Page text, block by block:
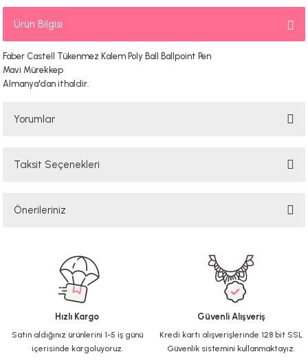
Ürün Bilgisi
Faber Castell Tükenmez Kalem Poly Ball Ballpoint Pen
Mavi Mürekkep
Almanya'dan ithaldir.
Yorumlar
Taksit Seçenekleri
Önerileriniz
yetersiz gördüğünüz noktaları öneri formunu kullanarak tarafımıza
Görüş ve önerileriniz için teşekkür ederiz.
Ürün resmi kalitesiz, bozuk veya görüntülenemiyor.
Ürün açıklamasında eksik bilgiler bulunuyor.
Hızlı Kargo
Satın aldığınız ürünlerini 1-5 iş günü
içerisinde kargoluyoruz.
Güvenli Alışveriş
Kredi kartı alışverişlerinde 128 bit SSL
Güvenlik sistemini kullanmaktayız.